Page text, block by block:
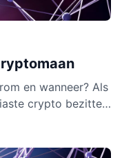
en wanneer? Als
crypto bezitter
webshop te